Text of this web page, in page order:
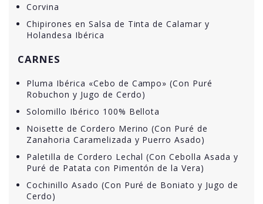
Corvina
Chipirones en Salsa de Tinta de Calamar y
Holandesa Ibérica
CARNES
Pluma Ibérica «Cebo de Campo» (Con Puré
Robuchon y Jugo de Cerdo)
Solomillo Ibérico 100% Bellota
Noisette de Cordero Merino (Con Puré de
Zanahoria Caramelizada y Puerro Asado)
Paletilla de Cordero Lechal (Con Cebolla Asada y
Puré de Patata con Pimentón de la Vera)
Cochinillo Asado (Con Puré de Boniato y Jugo de
Cerdo)